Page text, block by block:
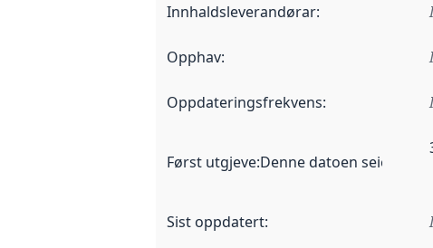
Innhaldsleverandørar:
Opphav:
Oppdateringsfrekvens:
Først utgjeve:Denne datoen seier når
Sist oppdatert: